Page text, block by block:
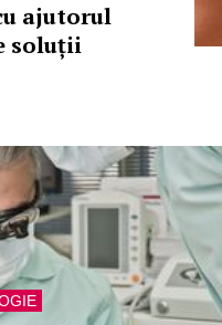
ajutorul
soluții